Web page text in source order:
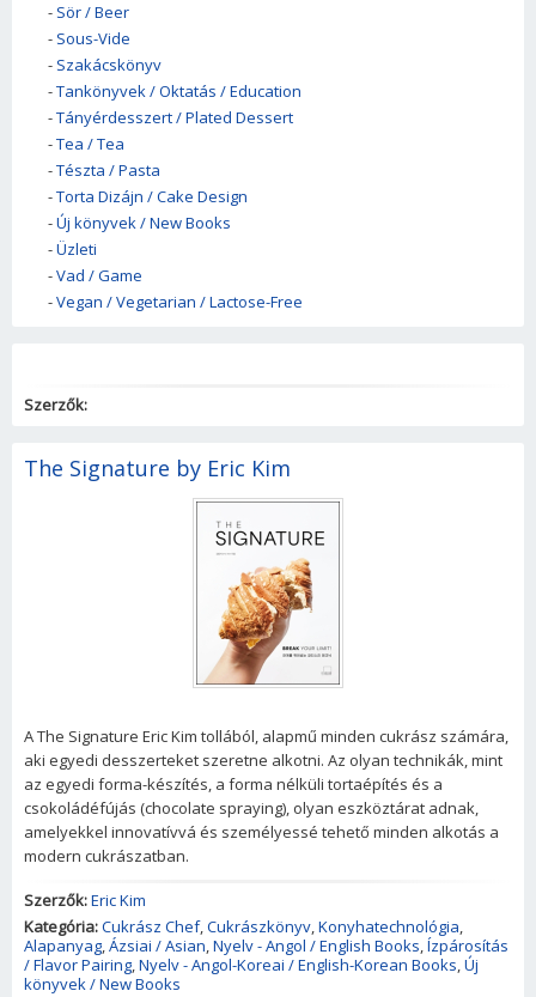
- Sör / Beer
- Sous-Vide
- Szakácskönyv
-Tankönyvek / Oktatás / Education
-Tányérdesszert / Plated Dessert
-Tea / Tea
-Tészta / Pasta
-Torta Dizájn / Cake Design
-Új könyvek / New Books
-Üzleti
-Vad / Game
-Vegan / Vegetarian / Lactose-Free
Szerzők:
The Signature by Eric Kim
A The Signature Eric Kim tollából, alapmű minden cukrász számára,
aki egyedi desszerteket szeretne alkotni. Az olyan technikák, mint
az egyedi forma-készítés, a forma nélküli tortaépítés és a
csokoládéfújás (chocolate spraying), olyan eszköztárat adnak,
amelyekkel innovatívvá és személyessé tehető minden alkotás a
modern cukrászatban.
Szerzők:Eric Kim
Kategória:Cukrász Chef,Cukrászkönyv,Konyhatechnológia,
Alapanyag,Ázsiai / Asian,Nyelv - Angol / English Books,Ízpárosítás
/ Flavor Pairing,Nyelv - Angol-Koreai / English-Korean Books,Új
könyvek / New Books